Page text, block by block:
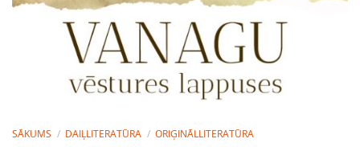
SĀKUMS / DAIĻLITERATŪRA / ORIĢINĀLLITERATŪRA